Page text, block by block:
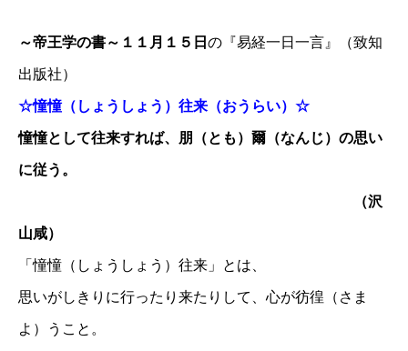
～帝王学の書～１１月１５日 の『易経一日一言』（致知
出版社）
☆憧憧（しょうしょう）往来（おうらい）☆
憧憧として往来すれば、朋（とも）爾（なんじ）の思い
に従う。
（沢
山咸）
「憧憧（しょうしょう）往来」とは、
思いがしきりに行ったり来たりして、心が彷徨（さま
よ）うこと。